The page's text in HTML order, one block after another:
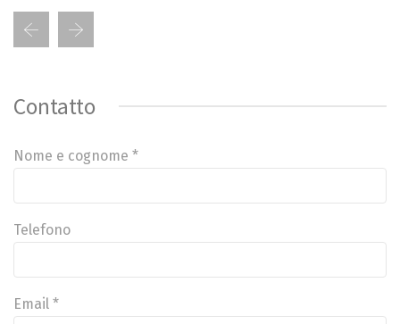
Contatto
Nome e cognome *
Telefono
Email *